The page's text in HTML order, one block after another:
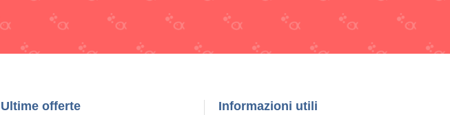
Ultime offerte Informazioni utili